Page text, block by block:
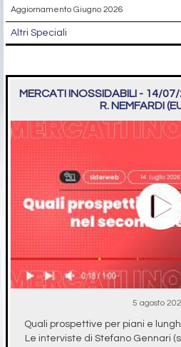
Aggiornamento Giugno 2026
Altri Speciali
MERCATI INOSSIDABILI - 14/07/
R. NEMFARDI
5 agosto
Quali prospettive per piani e
Le interviste di Stefano Gennari